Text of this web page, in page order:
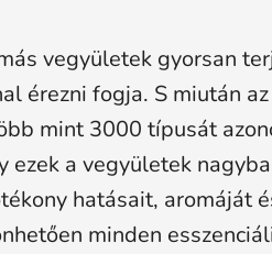
vegyületek gyorsan
érezni fogja. S miután
mint 3000 típusát
ezek a vegyületek
hatásait, aromáját
minden